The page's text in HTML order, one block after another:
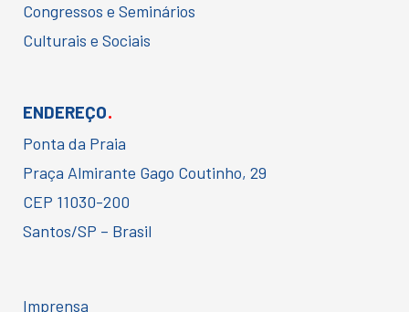
Congressos e Seminários
Culturais e Sociais
ENDEREÇO.
Ponta da Praia
Praça Almirante Gago Coutinho, 29
CEP 11030-200
Santos/SP – Brasil
Imprensa